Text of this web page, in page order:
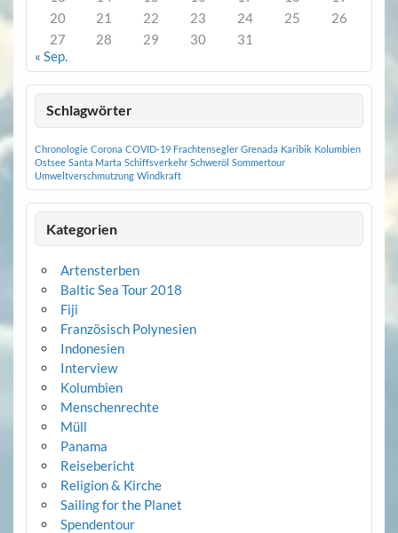
20
21 22 23 24 25
26
27
28 29 30
31
« Sep.
Schlagwörter
Chronologie Corona COVID-19 Frachtensegler Grenada Karibik Kolumbien
Ostsee Santa Marta Schiffsverkehr Schweröl Sommertour
Umweltverschmutzung Windkraft
Kategorien
Artensterben
Baltic Sea Tour 2018
Fiji
Französisch Polynesien
Indonesien
Interview
Kolumbien
Menschenrechte
Müll
Panama
Reisebericht
Religion & Kirche
Sailing for the Planet
Spendentour